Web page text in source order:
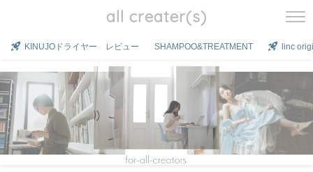
all creater(s)
KINUJOドライヤー レビュー SHAMPOO&TREATMENT linc